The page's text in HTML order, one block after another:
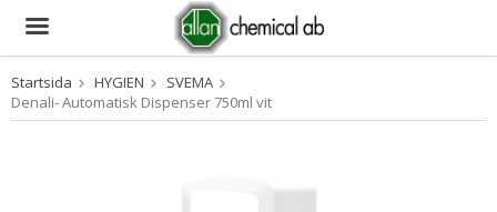
Produkten har blivit tillagd i varukorgen
Startsida HYGIEN
SVEMA
Denali- Automatisk Dispenser 750ml vit